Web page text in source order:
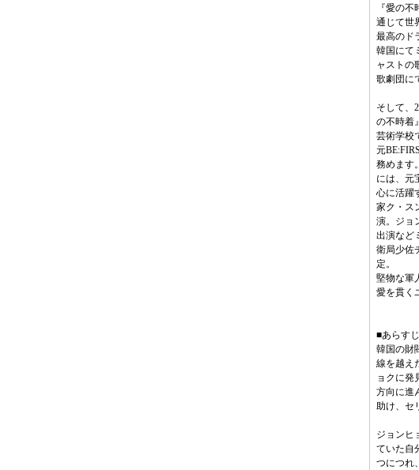
『愛の
通じて世
最高のド
韓国にて
ャストの
歌劇団に
そして、
の不時着
芸術学校
元
務めます
には、元
心に活躍
家ク・ス
演。ジョ
出演など
衛局少佐
定。
堅物な軍
愛を貫く
■あらすじ
韓国の財
線を越え
ョクに発
方向に進
助け、セ
ジョンヒ
ていた自
つにつれ